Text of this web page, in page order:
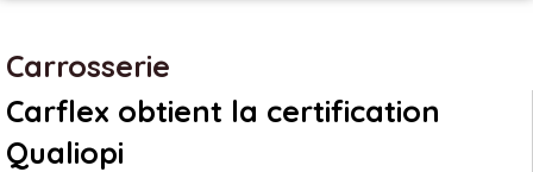
Carrosserie
Carflex obtient la certification
Qualiopi